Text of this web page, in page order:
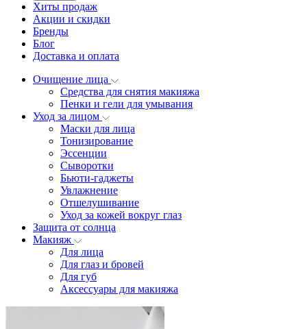
Хиты продаж
Акции и скидки
Бренды
Блог
Доставка и оплата
Очищение лица
Средства для снятия макияжа
Пенки и гели для умывания
Уход за лицом
Маски для лица
Тонизирование
Эссенции
Сыворотки
Бьюти-гаджеты
Увлажнение
Отшелушивание
Уход за кожей вокруг глаз
Защита от солнца
Макияж
Для лица
Для глаз и бровей
Для губ
Аксессуары для макияжа